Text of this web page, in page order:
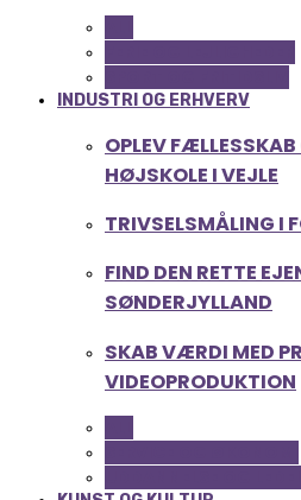
INDUSTRI OG ERHVERV
OPLEV
HØJSKOLE I VEJLE
TRIVSELSMÅLING I
FIND DEN RETTE
SØNDERJYLLAND
SKAB VÆRDI MED
VIDEOPRODUKTION